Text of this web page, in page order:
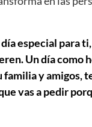
especial para
Un día como
familia y amigos,
vas a pedir